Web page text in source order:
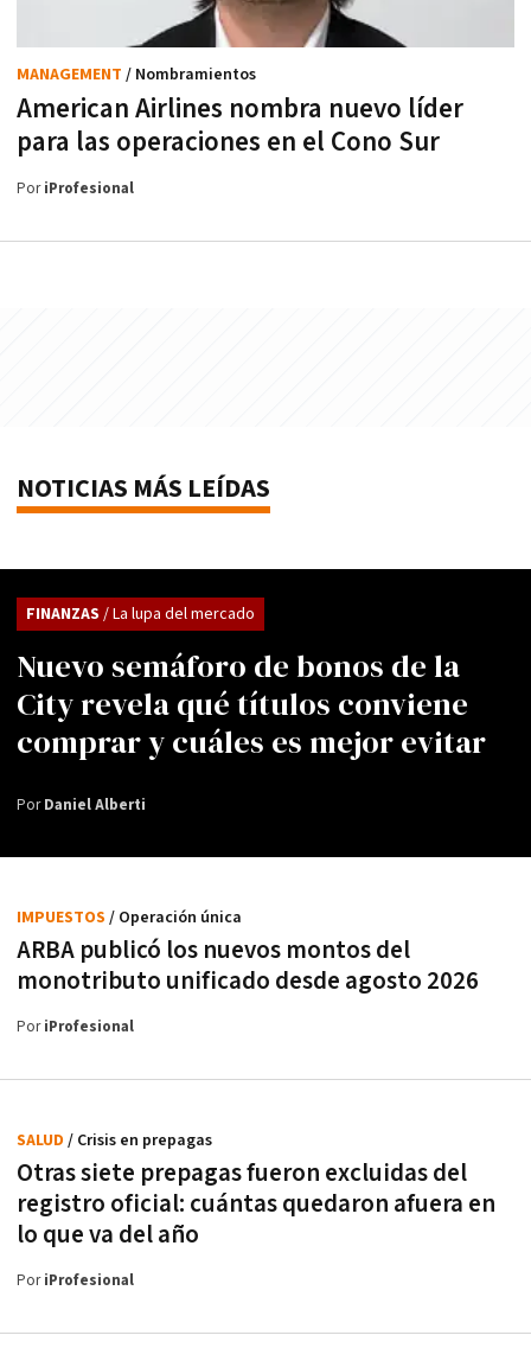
American Airlines nombra nuevo líder
para las operaciones en el Cono Sur
MANAGEMENT / Nombramientos
PoriProfesional
NOTICIAS MÁS LEÍDAS
Nuevo semáforo de bonos de la
City revela qué títulos conviene
comprar y cuáles es mejor evitar
FINANZAS / La lupa del mercado
PorDaniel Alberti
ARBA publicó los nuevos montos del
monotributo unificado desde agosto 2026
IMPUESTOS / Operación única
PoriProfesional
Otras siete prepagas fueron excluidas del
registro oficial: cuántas quedaron afuera en
lo que va del año
SALUD / Crisis en prepagas
PoriProfesional